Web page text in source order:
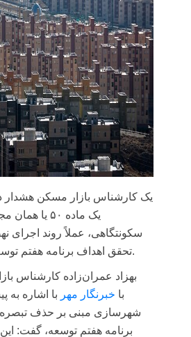
یک کارشناس بازار مسکن هشدار
یک ماده ۵۰
سکونتگاهی، عملاً روند
تحقق اهداف برنامه هفتم توسعه را مختل می‌کند.
بهزاد عمران‌زاده کارشناس
با خبرنگار مهر با اشاره به
برنامه هفتم توسعه، گفت: